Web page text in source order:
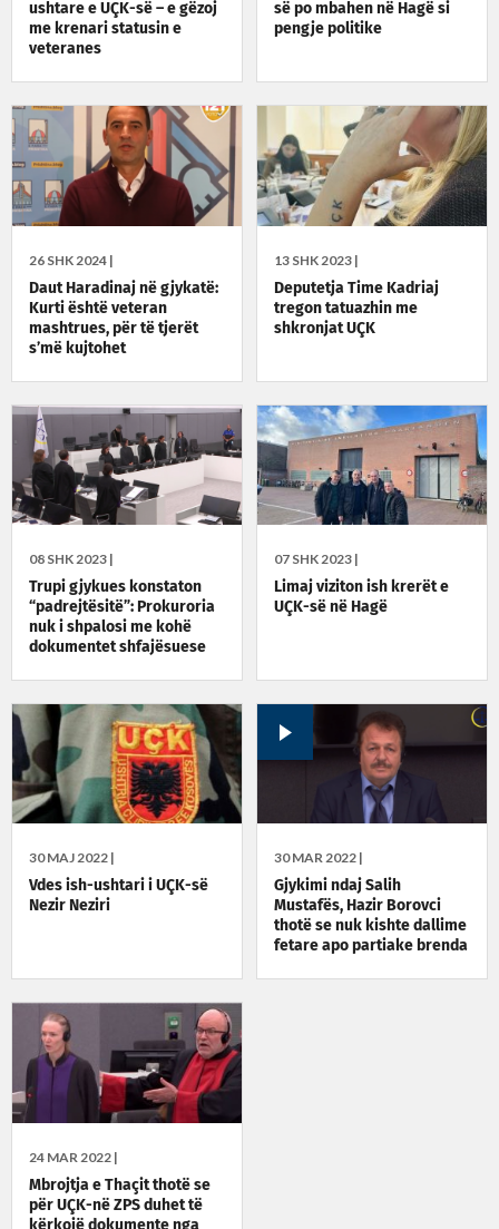
ushtare e UÇK-së – e gëzoj
me krenari statusin e
veteranes
së po mbahen në Hagë si
pengje politike
26 SHK 2024 |
Daut Haradinaj në gjykatë:
Kurti është veteran
mashtrues, për të tjerët
s’më kujtohet
13 SHK 2023 |
Deputetja Time Kadriaj
tregon tatuazhin me
shkronjat UÇK
08 SHK 2023 |
Trupi gjykues konstaton
“padrejtësitë”: Prokuroria
nuk i shpalosi me kohë
dokumentet shfajësuese
07 SHK 2023 |
Limaj viziton ish krerët e
UÇK-së në Hagë
30 MAJ 2022 |
Vdes ish-ushtari i UÇK-së
Nezir Neziri
30 MAR 2022 |
Gjykimi ndaj Salih
Mustafës, Hazir Borovci
thotë se nuk kishte dallime
fetare apo partiake brenda
24 MAR 2022 |
Mbrojtja e Thaçit thotë se
për UÇK-në ZPS duhet të
kërkojë dokumente nga